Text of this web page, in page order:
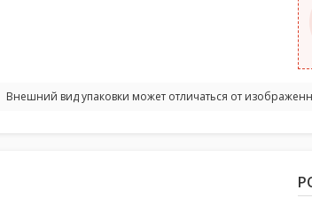
Внешний вид упаковки может отличаться от